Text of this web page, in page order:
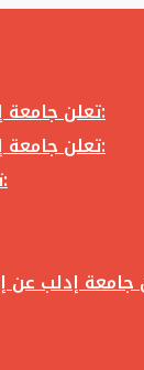
تعلن جامعة إدلب عن إجراء مناقصة (بالظرف المختوم) لشراء وتوريد كاميرا تصوير وعدسة كاميرا لزوم المكتب الإعلامي في جامعة إدلب وفق الآتي:
تعلن جامعة إدلب عن إجراء مناقصة (بالظرف المختوم) لشراء وتوريد كاميرا تصوير وعدسة كاميرا لزوم المكتب الإعلامي في جامعة إدلب وفق الآتي:
تعلن جامعة إدلب عن إجراء مناقصة (بالظرف المختوم) لأعمال تجهيز مخبر الدراسات العليا في كلية العلوم في جامعة ادلب وفق الآتي: